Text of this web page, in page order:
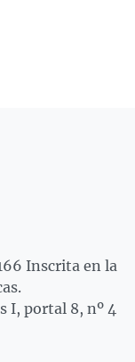
Inscrita en la
I, portal 8, nº 4